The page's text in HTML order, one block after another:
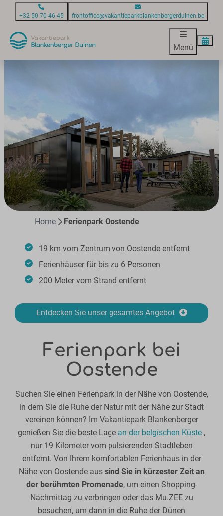
+32 50 70 46 45 frontoffice@vakantieparkblankenbergerduinen.be
Menü
Home Ferienpark Oostende
19 km vom Zentrum von Oostende entfernt
Ferienhäuser für bis zu 6 Personen
200 Meter vom Strand entfernt
Entdecken Sie unser gesamtes Angebot
Ferienpark bei
Oostende
Suchen Sie einen Ferienpark in der Nähe von Oostende,
in dem Sie die Ruhe der Natur mit der Nähe zur Stadt
vereinen können? Im Vakantiepark Blankenberger
genießen Sie die beste Lage an der belgischen Küste ,
nur 19 Kilometer vom pulsierenden Stadtleben
entfernt. Von Ihrem komfortablen Ferienhaus in der
Nähe von Oostende aus sind Sie in kürzester Zeit an
der berühmten Promenade, um einen Shopping-
Nachmittag zu verbringen oder das Mu.ZEE zu
besuchen, um dann in die Ruhe der Dünen